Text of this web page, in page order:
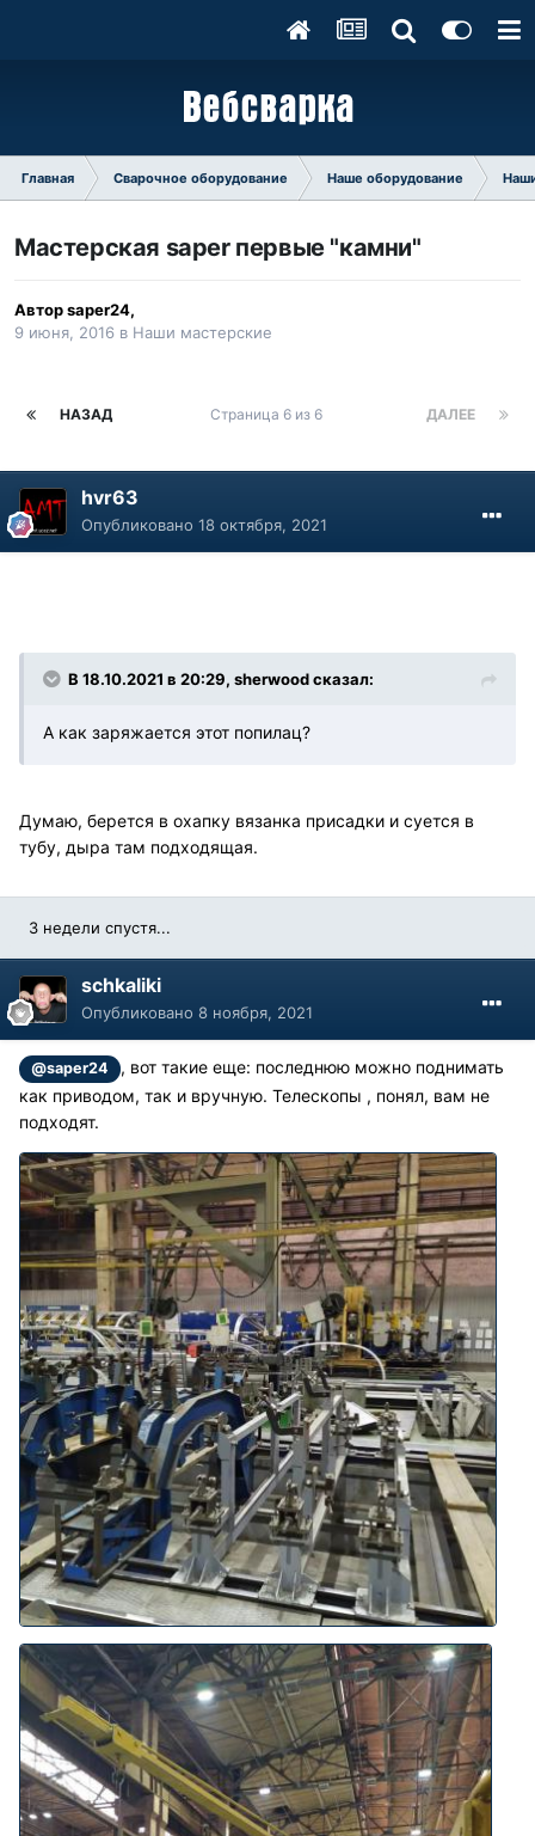
Главная Сварочное оборудование Наше оборудование
Мастерская saper первые "камни"
Авторsaper24,
9 июня, 2016 в Наши мастерские
НАЗАД ДАЛЕЕ
Страница 6 из 6
hvr63
Опубликовано 18 октября, 2021
В 18.10.2021 в 20:29, sherwood сказал:
А как заряжается этот попилац?
Думаю, берется в охапку вязанка присадки и суется в
тубу, дыра там подходящая.
3 недели спустя...
schkaliki
Опубликовано 8 ноября, 2021
@saper24
, вот такие еще: последнюю можно поднимать
как приводом, так и вручную. Телескопы , понял, вам не
подходят.